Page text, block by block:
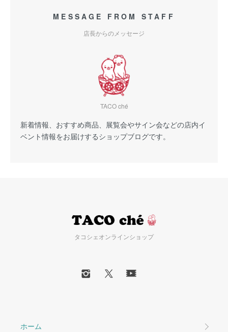
MESSAGE FROM STAFF
店長からのメッセージ
TACO ché
新着情報、おすすめ商品、展覧会やサイン会などの店内イ
ベント情報をお届けするショップブログです。
タコシェオンラインショップ
ホーム